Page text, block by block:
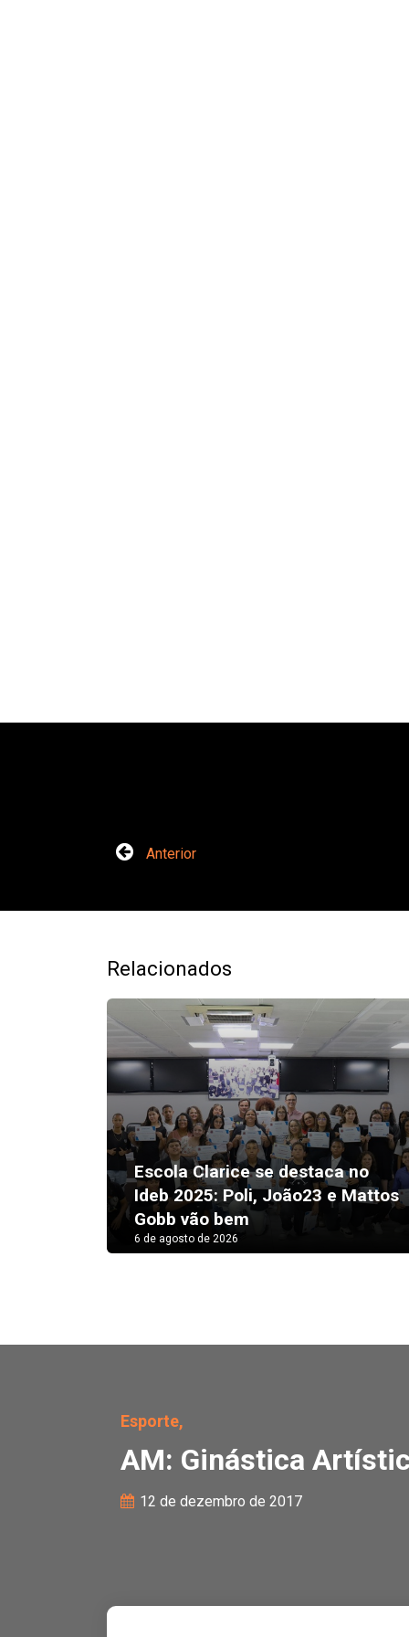
Anterior
Relacionados
Escola Clarice se destaca no
Ideb 2025: Poli, João23 e Mattos
Gobb vão bem
6 de agosto de 2026
Esporte,
AM: Ginástica
12 de dezembro de 2017